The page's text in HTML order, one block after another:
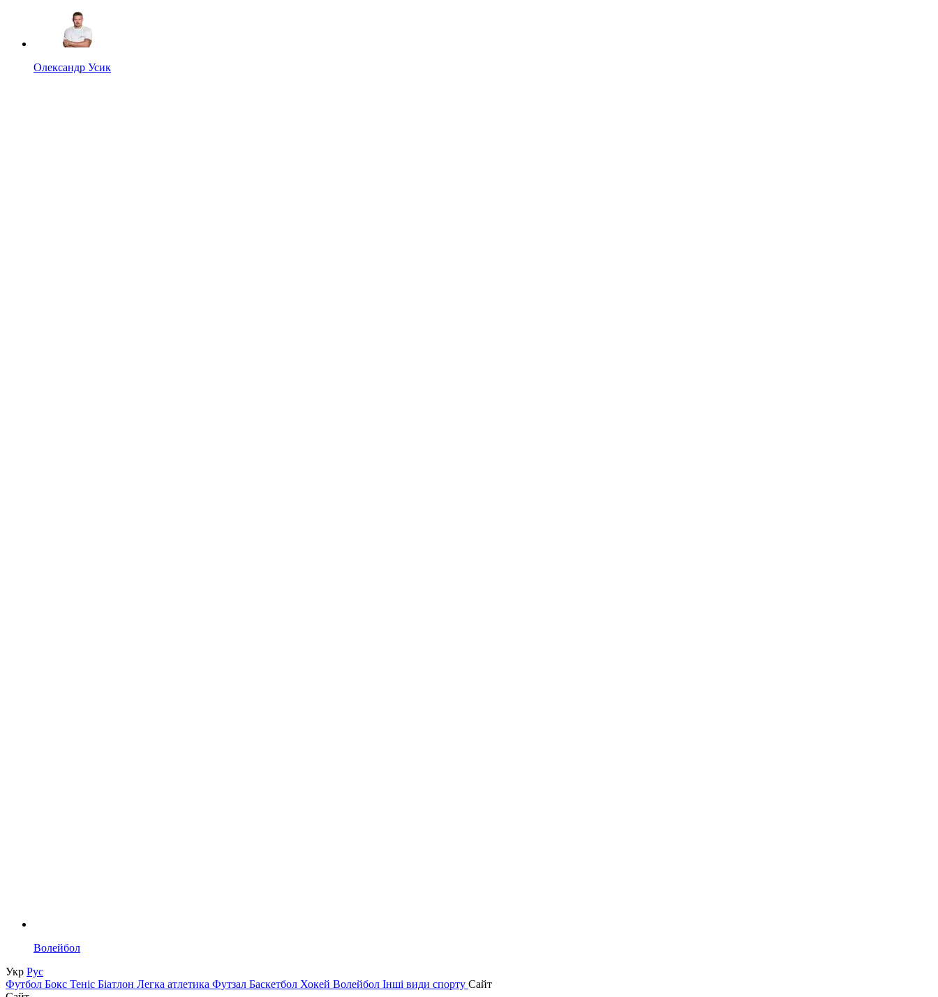
Олександр Усик
Волейбол
Укр Рус
Футбол Бокс Теніс Біатлон Легка атлетика Футзал Баскетбол Хокей Волейбол Інші види спорту Сайт